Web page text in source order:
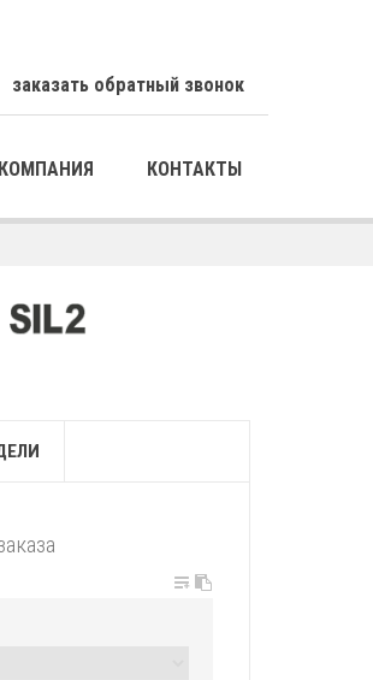
заказать обратный звонок
КОМПАНИЯ КОНТАКТЫ